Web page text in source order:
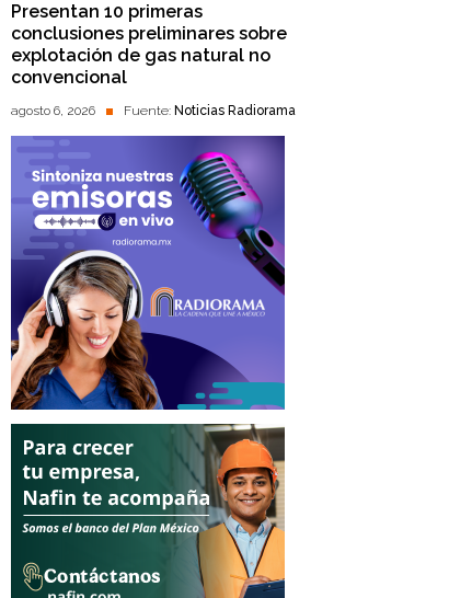
Presentan 10 primeras
conclusiones preliminares sobre
explotación de gas natural no
convencional
agosto 6, 2026 Fuente: Noticias Radiorama